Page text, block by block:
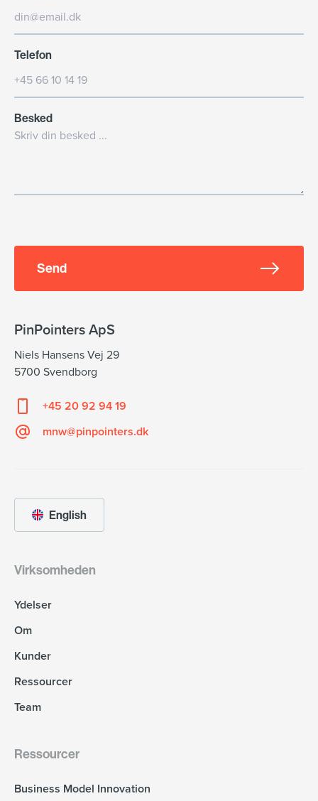
Telefon
Besked
Send
PinPointers ApS
Niels Hansens Vej 29
5700 Svendborg
+45 20 92 94 19
mnw@pinpointers.dk
Virksomheden
Ydelser
Om
Kunder
Ressourcer
Team
Ressourcer
Business Model Innovation
English